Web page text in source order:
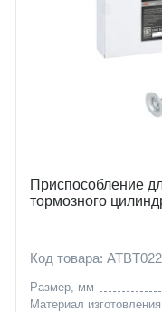
Приспособление
тормозного
Код товара: ATBT022
Размер, мм
Материал изготовления